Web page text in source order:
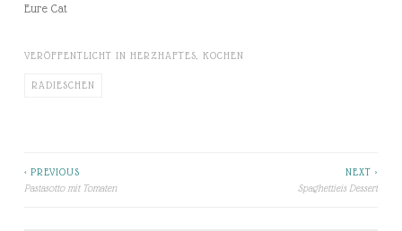
Eure Cat
VERÖFFENTLICHT IN HERZHAFTES KOCHEN
RADIESCHEN
Beitragsnavigation
< PREVIOUS
Pastasotto mit Tomaten
NEXT >
Spaghettieis Dessert